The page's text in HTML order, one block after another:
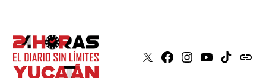
X Faceboook
Instagram
YoutubeTiktokissuu